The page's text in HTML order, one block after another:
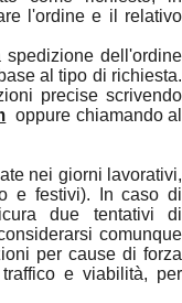
l'ordine e il relativo
dell'ordine
al tipo di richiesta.
precise scrivendo
oppure chiamando al
nei giorni lavorativi,
e festivi). In caso di
due tentativi di
comunque
per cause di forza
e viabilità, per